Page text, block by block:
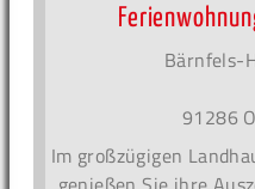
Bärnfels-
91286
Im großzügigen